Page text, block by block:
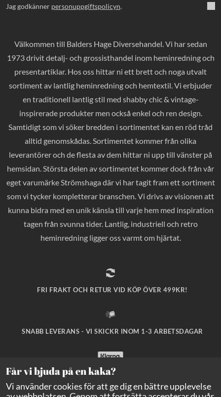
Jag godkänner personuppgiftspolicyn.
Välkommen till Balders Hage Diversehandel. Vi har sedan
1973 drivit detalj- och grossisthandel inom heminredning och
presentartiklar. Hos oss hittar ni ett brett och noga utvalt
sortiment av lantlig heminredning och hemtextil. Vi erbjuder
en traditionell lantlig stil med shabby chic & vintage-
inspirerade produkter men också enkel och ren design.
Samtidigt som vi söker bredden i sortimentet kan en röd tråd
alltid genomskådas. Sortimentet kommer från olika
leverantörer och de flesta av dem hittar ni upp till vänster på
hemsidan. Största delen av sortimentet kommer dock från vår
eget varumärke Strömshaga där vi har tagit fram ett sortiment
som vi tycker kompletterar branschen. Vi drivs av visionen att
kunna bidra med en unik känsla till varje hem med inspiration
tagen från svunna tider. Lantlig, industriell och retro
heminredning ligger oss varmt om hjärtat.
FRI FRAKT OCH RETUR VID KÖP ÖVER 499KR!
SNABB LEVERANS - VI SKICKR INOM 1-3 ARBETSDAGAR
SÄKRA BETALNINGAR MED KLARNA CHECKOUT!
Får vi bjuda på en kaka?
Vi använder cookies för att ge dig en bättre upplevelse